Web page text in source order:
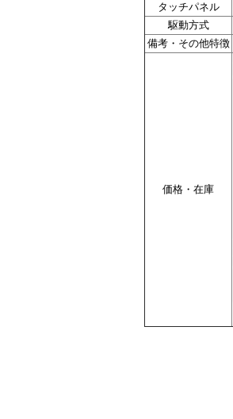
タッチパネル
駆動方式
備考・その他特徴
価格・在庫